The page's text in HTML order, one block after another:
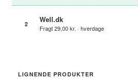
2 Well.dk
Fragt 29,00 kr. · hverdage
LIGNENDE PRODUKTER